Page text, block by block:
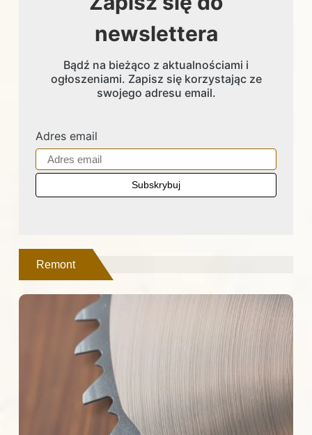
newslettera
Bądź na bieżąco z aktualnościami i
ogłoszeniami. Zapisz się korzystając ze
swojego adresu email.
Adres email
Remont